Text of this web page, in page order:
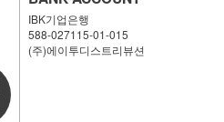
IBK기업은행
588-027115-01-015
(주)에이투디스트리뷰션